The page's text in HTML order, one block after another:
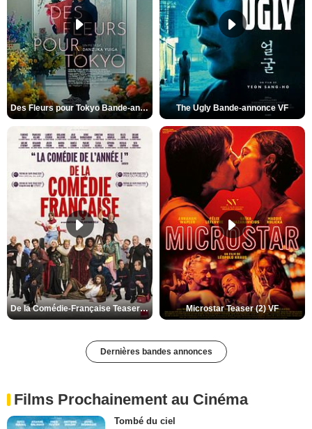
Des Fleurs pour Tokyo Bande-annonce VO STFR The Ugly Bande-annonce VF
De la Comédie-Française Teaser (3) VF Microstar Teaser (2) VF
Dernières bandes annonces
Films Prochainement au Cinéma
Tombé du ciel